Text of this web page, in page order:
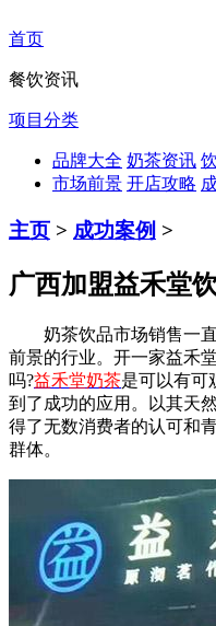
首页
餐饮资讯
项目分类
品牌大全 奶茶资讯
市场前景 开店攻略
主页 > 成功案例 >
广西加盟益禾堂
奶茶饮品市场销售一直
前景的行业。开一家益禾
吗?益禾堂奶茶是可以有可
到了成功的应用。以其天
得了无数消费者的认可和
群体。